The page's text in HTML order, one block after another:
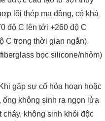
lõi thép mạ đồng, có khả
độ C lên tới +260 độ C
C trong thời gian ngắn).
bọc silicone/nhôm)
Khi gặp sự cố hỏa hoạn hoặc
không sinh ra ngọn lửa
cháy, không sinh khói độc